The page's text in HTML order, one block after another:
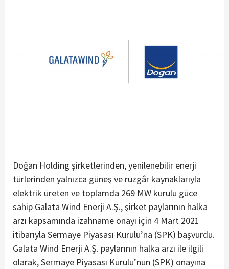
Doğan Holding şirketlerinden, yenilenebilir enerji
türlerinden yalnızca güneş ve rüzgâr kaynaklarıyla
elektrik üreten ve toplamda 269 MW kurulu güce
sahip Galata Wind Enerji A.Ş., şirket paylarının halka
arzı kapsamında izahname onayı için 4 Mart 2021
itibarıyla Sermaye Piyasası Kurulu’na (SPK) başvurdu.
Galata Wind Enerji A.Ş. paylarının halka arzı ile ilgili
olarak, Sermaye Piyasası Kurulu’nun (SPK) onayına